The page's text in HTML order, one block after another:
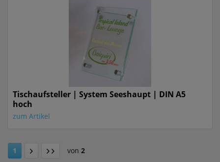
Tischaufsteller | System Seeshaupt | DIN A5
hoch
zum Artikel
1 von 2